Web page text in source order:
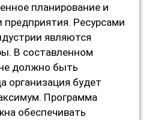
планирование и
предприятия. Ресурсами
являются
В составленном
должно быть
организация будет
Программа
обеспечивать